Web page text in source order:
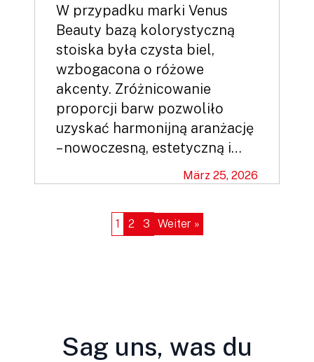
W przypadku marki Venus
Beauty bazą kolorystyczną
stoiska była czysta biel,
wzbogacona o różowe
akcenty. Zróżnicowanie
proporcji barw pozwoliło
uzyskać harmonijną aranżację
– nowoczesną, estetyczną i…
März 25, 2026
1 2 3 Weiter »
Sag uns, was du